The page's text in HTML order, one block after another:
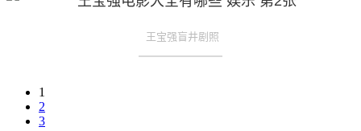
王宝强盲井剧照
1
2
3